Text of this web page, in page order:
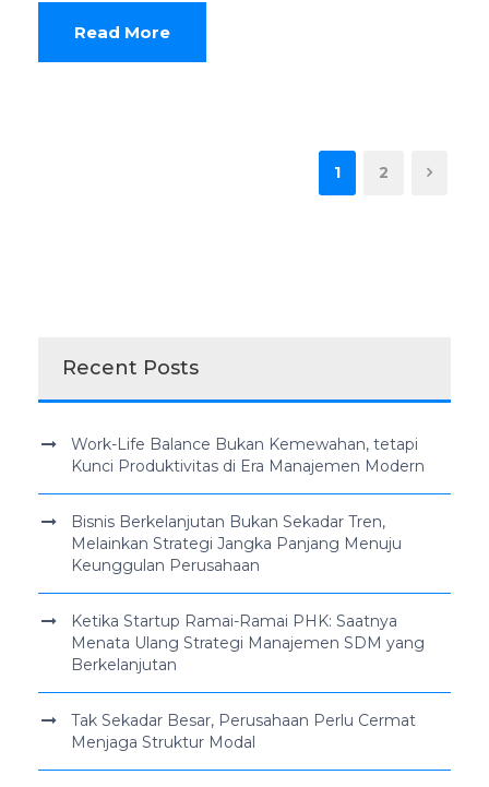
Read More
1 2
Recent Posts
Work-Life Balance Bukan Kemewahan, tetapi
Kunci Produktivitas di Era Manajemen Modern
Bisnis Berkelanjutan Bukan Sekadar Tren,
Melainkan Strategi Jangka Panjang Menuju
Keunggulan Perusahaan
Ketika Startup Ramai-Ramai PHK: Saatnya
Menata Ulang Strategi Manajemen SDM yang
Berkelanjutan
Tak Sekadar Besar, Perusahaan Perlu Cermat
Menjaga Struktur Modal